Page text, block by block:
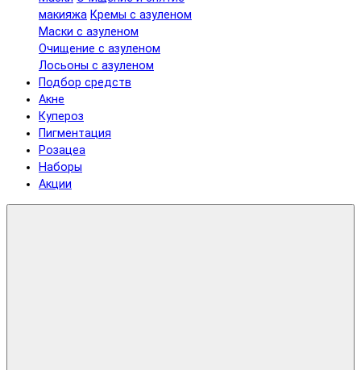
макияжа Кремы с азуленом
Маски с азуленом
Очищение с азуленом
Лосьоны с азуленом
Подбор средств
Акне
Купероз
Пигментация
Розацеа
Наборы
Акции